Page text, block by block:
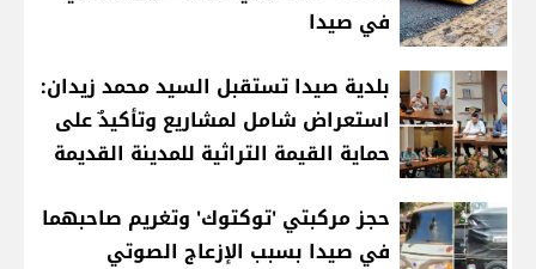
في صيدا
بلدية صيدا تستقبل السيد محمد زيدان:
استعراض شامل لمشاريع وتأكيدٌ على
حماية القيمة التراثية للمدينة القديمة
حجز مركبتي 'توكتوك' وتغريم صاحبهما
في صيدا بسبب الإزعاج الصوتي